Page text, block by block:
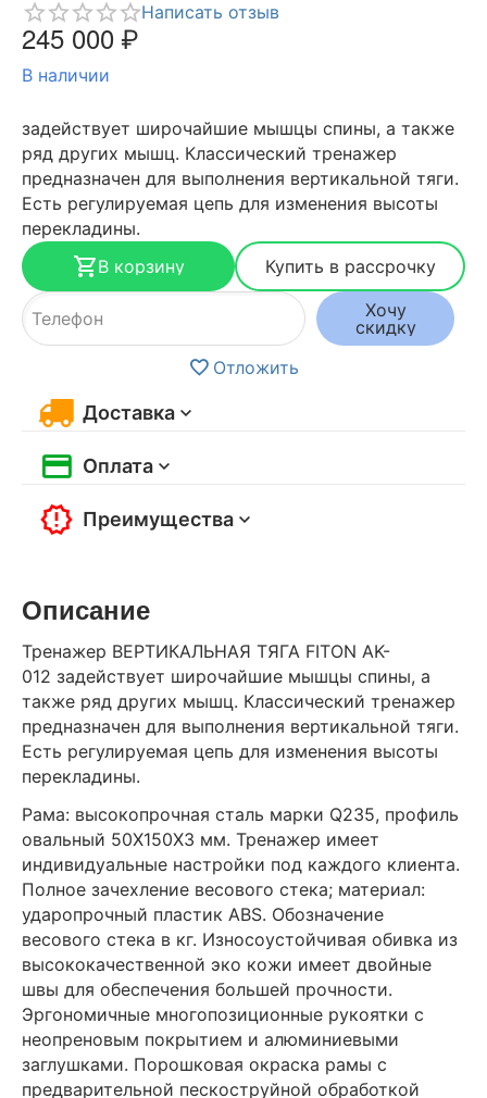
Написать отзыв
245 000₽
В наличии
задействует широчайшие мышцы спины, а также
ряд других мышц. Классический тренажер
предназначен для выполнения вертикальной тяги.
Есть регулируемая цепь для изменения высоты
перекладины.
В корзину
Купить в рассрочку
Хочу
скидку
Отложить
Доставка
Оплата
Преимущества
Описание
Тренажер ВЕРТИКАЛЬНАЯ ТЯГА FITON AK-
012 задействует широчайшие мышцы спины, а
также ряд других мышц. Классический тренажер
предназначен для выполнения вертикальной тяги.
Есть регулируемая цепь для изменения высоты
перекладины.
Рама: высокопрочная сталь марки Q235, профиль
овальный 50Х150Х3 мм. Тренажер имеет
индивидуальные настройки под каждого клиента.
Полное зачехление весового стека; материал:
ударопрочный пластик ABS. Обозначение
весового стека в кг. Износоустойчивая обивка из
высококачественной эко кожи имеет двойные
швы для обеспечения большей прочности.
Эргономичные многопозиционные рукоятки с
неопреновым покрытием и алюминиевыми
заглушками. Порошковая окраска рамы с
предварительной пескоструйной обработкой